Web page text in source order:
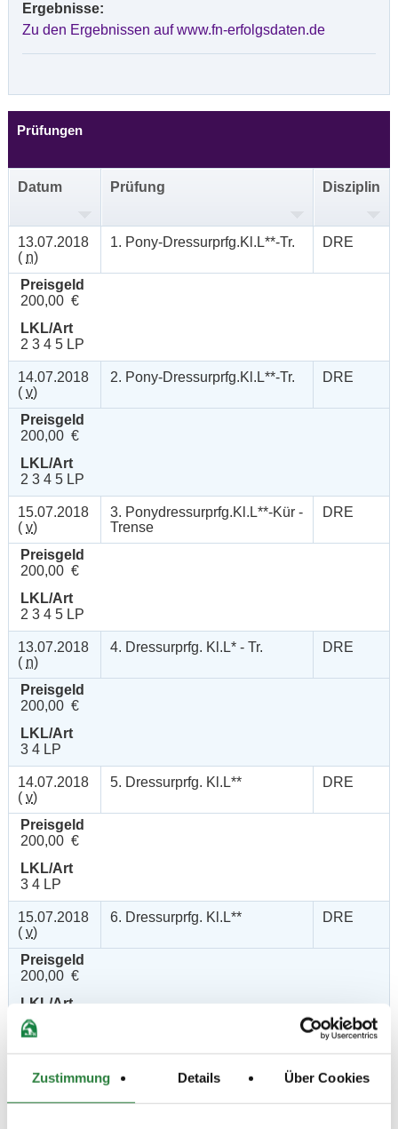
Zustimmung Details Über Cookies
Ergebnisse:
Zu den Ergebnissen auf www.fn-erfolgsdaten.de
Prüfungen
Datum Prüfung Disziplin
13.07.2018
( n)
1. Pony-Dressurprfg.Kl.L**-Tr. DRE
Preisgeld
200,00 €
LKL/Art
2 3 4 5 LP
14.07.2018
( v)
2. Pony-Dressurprfg.Kl.L**-Tr. DRE
Preisgeld
200,00 €
LKL/Art
2 3 4 5 LP
15.07.2018
( v)
3. Ponydressurprfg.Kl.L**-Kür -
Trense
DRE
Preisgeld
200,00 €
LKL/Art
2 3 4 5 LP
13.07.2018
( n)
4. Dressurprfg. Kl.L* - Tr. DRE
Preisgeld
200,00 €
LKL/Art
3 4 LP
14.07.2018
( v)
5. Dressurprfg. Kl.L** DRE
Preisgeld
200,00 €
LKL/Art
3 4 LP
15.07.2018
( v)
6. Dressurprfg. Kl.L** DRE
Preisgeld
200,00 €
LKL/Art
3 4 LP
13.07.2018
7. Dressurprüfung Kl.M** DRE